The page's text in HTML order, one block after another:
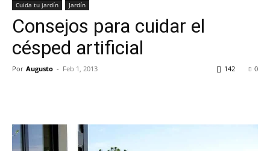
Cuida tu jardín Jardín
Consejos para cuidar el
césped artificial
Por Augusto - Feb 1, 2013 0
142